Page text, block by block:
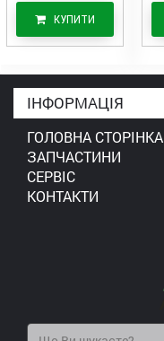
КУПИТИ
ІНФОРМАЦІЯ
ГОЛОВНА СТОРІНКА
ЗАПЧАСТИНИ
СЕРВІС
КОНТАКТИ